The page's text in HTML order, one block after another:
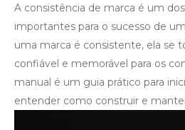
A consistência de marca é um
importantes para o sucesso de
uma marca é consistente, ela se
confiável e memorável para os
manual é um guia prático para
entender como construir e